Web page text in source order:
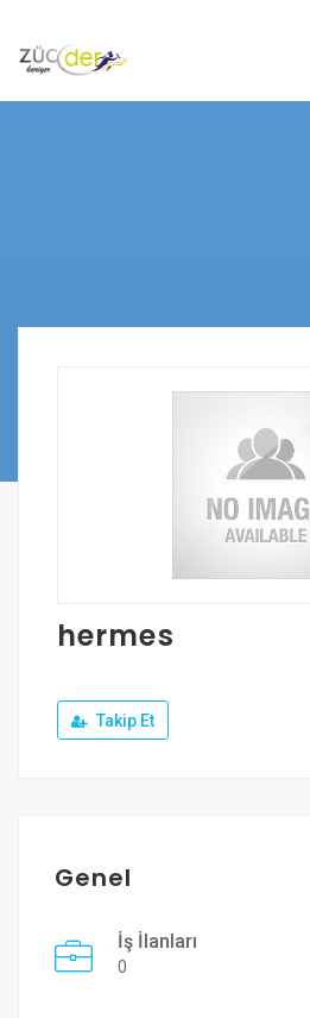
Giriş Yap
hermes
Takip Et
Genel
İş İlanları
0